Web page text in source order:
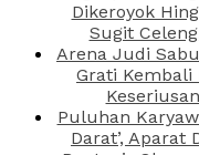
Dikeroyok
Sugit
Arena Judi
Grati Kembali
Puluhan
Darat’,